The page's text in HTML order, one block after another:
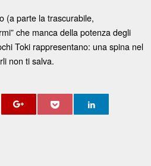
(a parte la trascurabile,
che manca della potenza degli
Toki rappresentano: una spina nel
non ti salva.